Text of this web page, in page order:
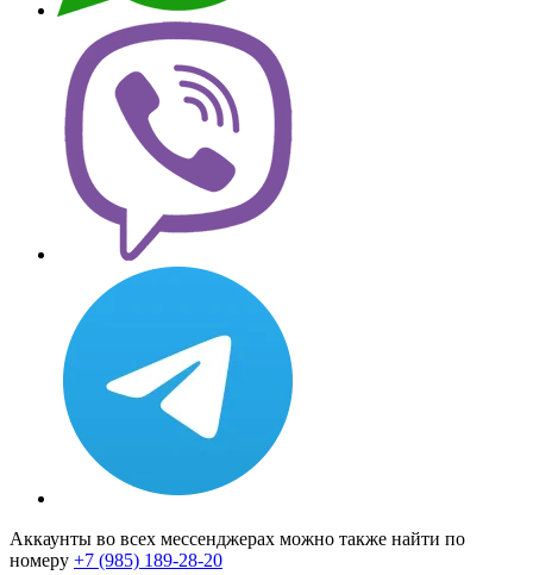
Аккаунты во всех мессенджерах можно также найти по
номеру +7 (985) 189-28-20